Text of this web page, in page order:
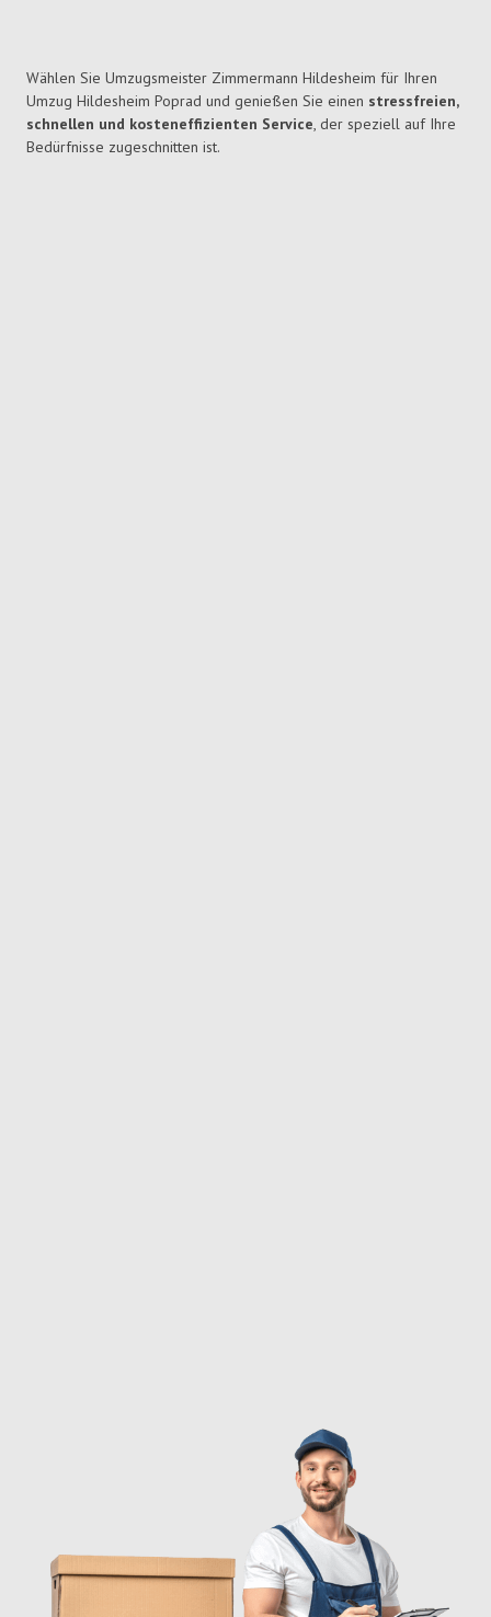
Wählen Sie Umzugsmeister Zimmermann Hildesheim für Ihren
Umzug Hildesheim Poprad und genießen Sie einen stressfreien,
schnellen und kosteneffizienten Service, der speziell auf Ihre
Bedürfnisse zugeschnitten ist.